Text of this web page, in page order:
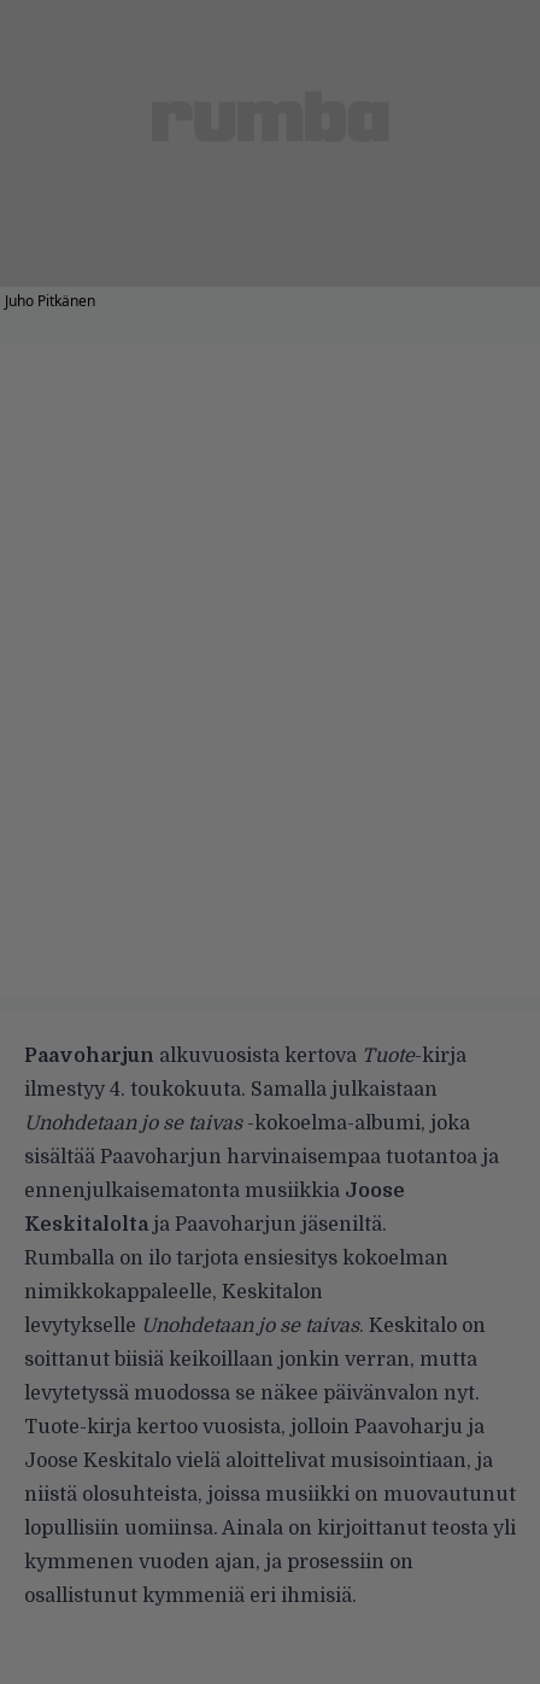
Juho Pitkänen
Paavoharjun alkuvuosista kertova Tuote-kirja
ilmestyy 4. toukokuuta. Samalla julkaistaan
Unohdetaan jo se taivas-kokoelma-albumi, joka
sisältää Paavoharjun harvinaisempaa tuotantoa ja
ennenjulkaisematonta musiikkia Joose
Keskitaloltaja Paavoharjun jäseniltä.
Rumballa on ilo tarjota ensiesitys kokoelman
nimikkokappaleelle, Keskitalon
levytykselle Unohdetaan jo se taivas. Keskitalo on
soittanut biisiä keikoillaan jonkin verran, mutta
levytetyssä muodossa se näkee päivänvalon nyt.
Tuote-kirja kertoo vuosista, jolloin Paavoharju ja
Joose Keskitalo vielä aloittelivat musisointiaan, ja
niistä olosuhteista, joissa musiikki on muovautunut
lopullisiin uomiinsa. Ainala on kirjoittanut teosta yli
kymmenen vuoden ajan, ja prosessiin on
osallistunut kymmeniä eri ihmisiä.